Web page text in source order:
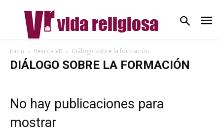
Inicio Revista VR Diálogo sobre la formación
DIÁLOGO SOBRE LA FORMACIÓN
No hay publicaciones para
mostrar